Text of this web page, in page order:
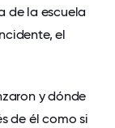
de la escuela
el
y dónde
de él como si